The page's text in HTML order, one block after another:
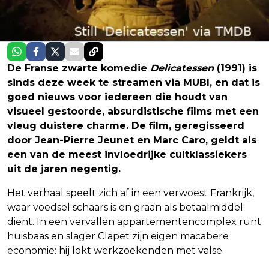
De Franse zwarte komedie Delicatessen(1991) is
sinds deze week te streamen via MUBI, en dat is
goed nieuws voor iedereen die houdt van
visueel gestoorde, absurdistische films met een
vleug duistere charme. De film, geregisseerd
door Jean-Pierre Jeunet en Marc Caro, geldt als
een van de meest invloedrijke cultklassiekers
uit de jaren negentig.
Het verhaal speelt zich af in een verwoest Frankrijk,
waar voedsel schaars is en graan als betaalmiddel
dient. In een vervallen appartementencomplex runt
huisbaas en slager Clapet zijn eigen macabere
economie: hij lokt werkzoekenden met valse